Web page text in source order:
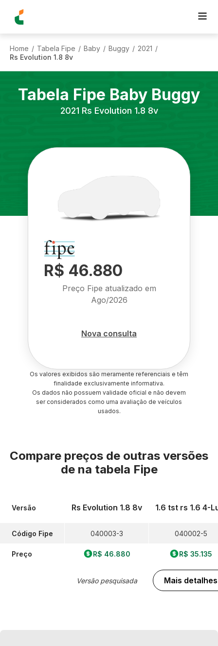
Home / Tabela Fipe / Baby / Buggy / 2021 /
Rs Evolution 1.8 8v
Tabela Fipe Baby Buggy
2021 Rs Evolution 1.8 8v
R$ 46.880
Preço Fipe atualizado em
Ago/2026
Nova consulta
Os valores exibidos são meramente referenciais e têm
finalidade exclusivamente informativa.
Os dados não possuem validade oficial e não devem
ser considerados como uma avaliação de veículos
usados.
Compare preços de outras versões
de na tabela Fipe
Versão
Código Fipe
Preço
Rs Evolution 1.8 8v
040003-3
R$ 46.880
Versão pesquisada
1.6 tst rs 1.6 4-
040002-5
R$ 35.135
Mais detalhes